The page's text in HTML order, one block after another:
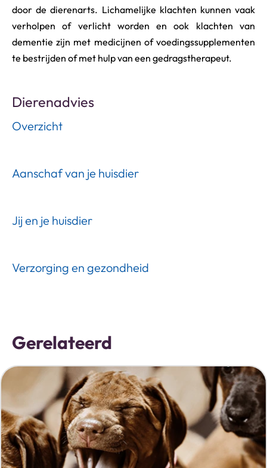
door de dierenarts. Lichamelijke klachten kunnen vaak
verholpen of verlicht worden en ook klachten van
dementie zijn met medicijnen of voedingssupplementen
te bestrijden of met hulp van een gedragstherapeut.
Dierenadvies
Overzicht
Aanschaf van je huisdier
Jij en je huisdier
Verzorging en gezondheid
Gerelateerd